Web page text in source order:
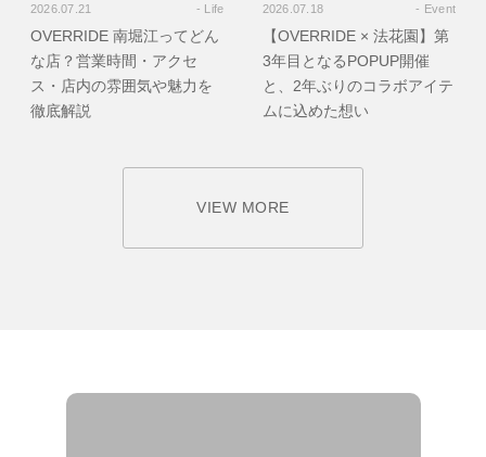
2026.07.21 - Life
OVERRIDE 南堀江ってどん
な店？営業時間・アクセ
ス・店内の雰囲気や魅力を
徹底解説
2026.07.18 - Event
【OVERRIDE × 法花園】第
3年目となるPOPUP開催
と、2年ぶりのコラボアイテ
ムに込めた想い
VIEW MORE